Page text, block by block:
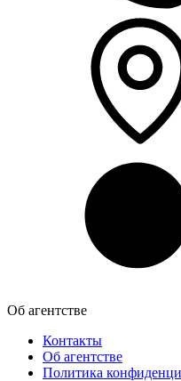
Об агентстве
Контакты
Об агентстве
Политика